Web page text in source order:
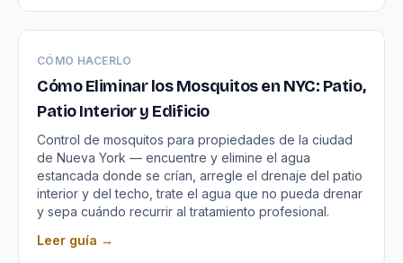
CÓMO HACERLO
Cómo Eliminar los Mosquitos en NYC: Patio,
Patio Interior y Edificio
Control de mosquitos para propiedades de la ciudad
de Nueva York — encuentre y elimine el agua
estancada donde se crían, arregle el drenaje del patio
interior y del techo, trate el agua que no pueda drenar
y sepa cuándo recurrir al tratamiento profesional.
Leer guía →